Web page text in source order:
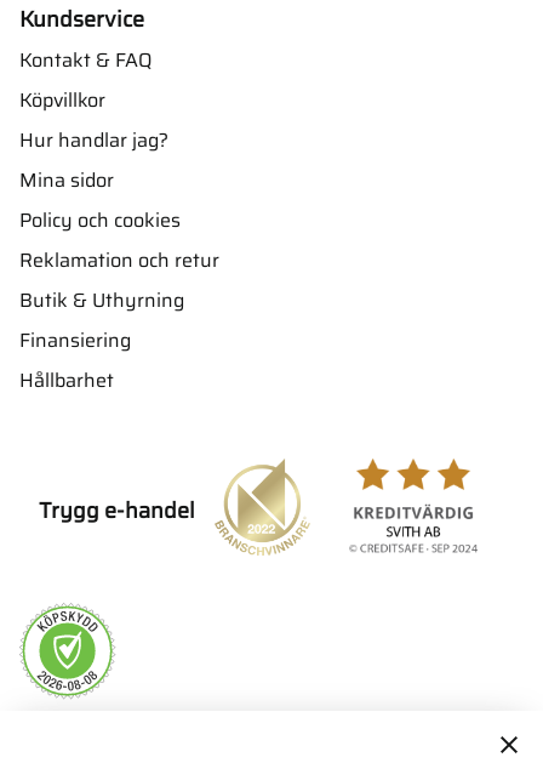
Kundservice
Kontakt & FAQ
Köpvillkor
Hur handlar jag?
Mina sidor
Policy och cookies
Reklamation och retur
Butik & Uthyrning
Finansiering
Hållbarhet
Trygg e-handel